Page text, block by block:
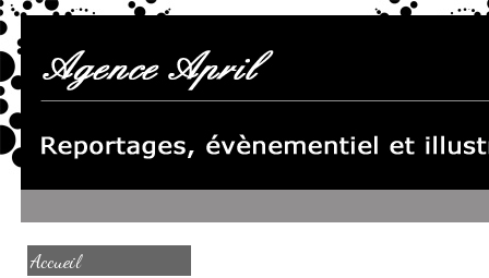
Accueil